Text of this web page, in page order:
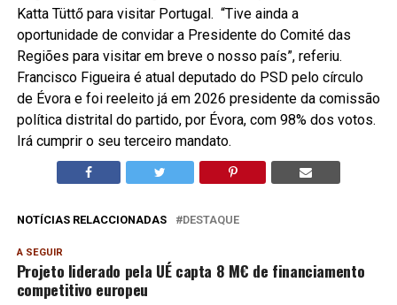
Katta Tüttő para visitar Portugal. “Tive ainda a
oportunidade de convidar a Presidente do Comité das
Regiões para visitar em breve o nosso país”, referiu.
Francisco Figueira é atual deputado do PSD pelo círculo
de Évora e foi reeleito já em 2026 presidente da comissão
política distrital do partido, por Évora, com 98% dos votos.
Irá cumprir o seu terceiro mandato.
NOTÍCIAS RELACCIONADAS DESTAQUE
A SEGUIR
Projeto liderado pela UÉ capta 8 M€ de financiamento
competitivo europeu